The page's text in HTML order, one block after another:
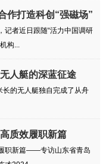
作打造科创“强磁场”
记者近日跟随“活力中国调研
构...
人艇的深蓝征途
的无人艇独自完成了从舟
质效履职新篇
职新篇——专访山东省青岛